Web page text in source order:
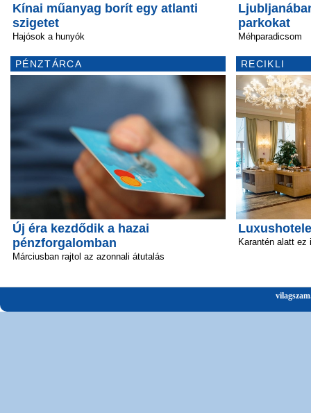
Kínai műanyag borít egy atlanti
szigetet
Hajósok a hunyók
PÉNZTÁRCA
Új éra kezdődik a hazai
pénzforgalomban
Márciusban rajtol az azonnali átutalás
parkokat
Méhparadicsom
RECIKLI
Karantén alatt ez